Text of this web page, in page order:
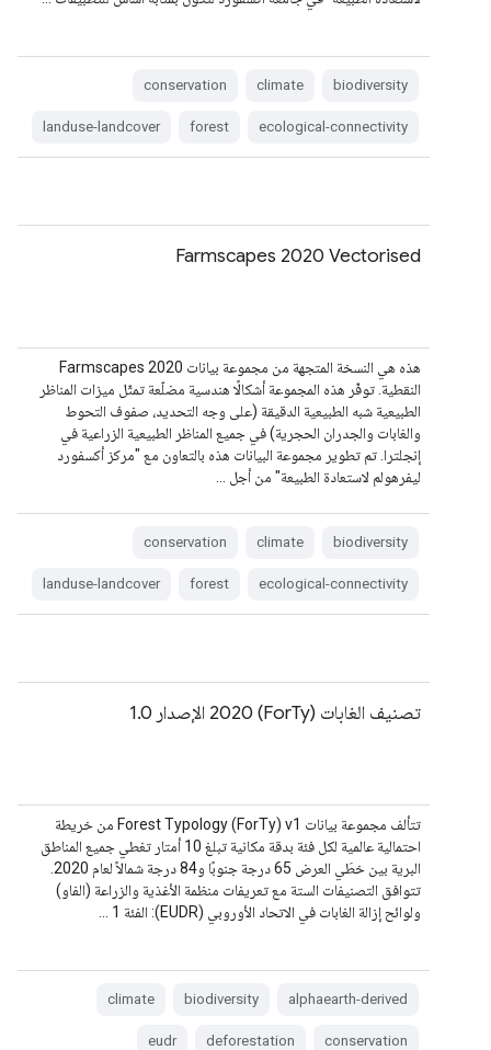
biodiversity
climate
conservation
ecological-connectivity
forest
landuse-landcover
Farmscapes 2020 Vectorised
هذه هي النسخة المتجهة من مجموعة بيانات Farmscapes 2020
النقطية. توفّر هذه المجموعة أشكالًا هندسية مضلّعة تمثّل ميزات المناظر
الطبيعية شبه الطبيعية الدقيقة (على وجه التحديد، صفوف التحوط
والغابات والجدران الحجرية) في جميع المناظر الطبيعية الزراعية في
إنجلترا. تم تطوير مجموعة البيانات هذه بالتعاون مع "مركز أكسفورد
ليفرهولم لاستعادة الطبيعة" من أجل …
biodiversity
climate
conservation
ecological-connectivity
forest
landuse-landcover
تصنيف الغابات (ForTy) 2020 الإصدار 1.0
تتألف مجموعة بيانات Forest Typology (ForTy) v1 من خريطة
احتمالية عالمية لكل فئة بدقة مكانية تبلغ 10 أمتار تغطي جميع المناطق
تتوافق التصنيفات الستة مع تعريفات منظمة الأغذية والزراعة (الفاو)
ولوائح إزالة الغابات في الاتحاد الأوروبي (EUDR): الفئة 1 …
alphaearth-derived
biodiversity
climate
conservation
deforestation
eudr